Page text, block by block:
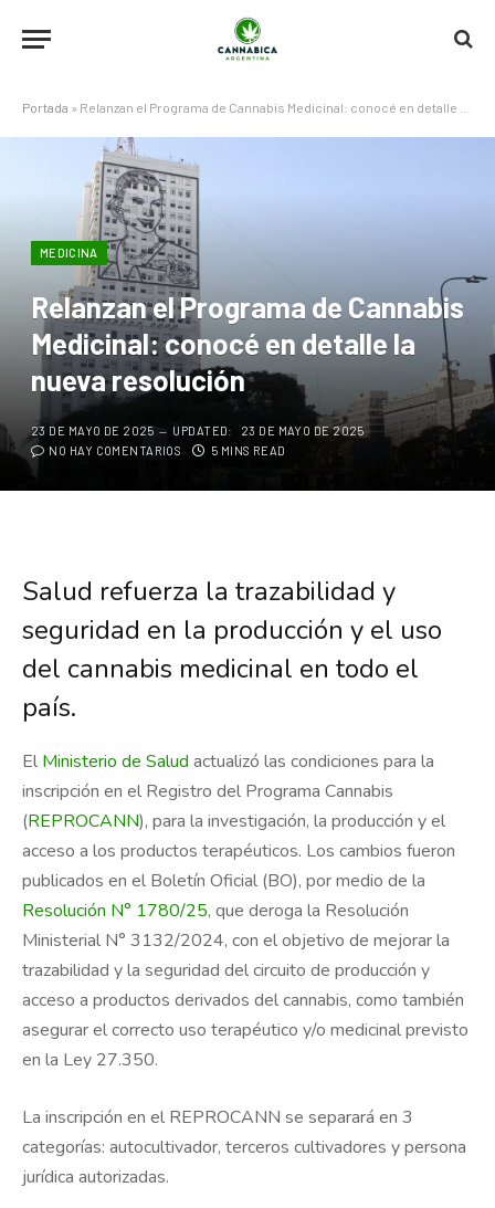
Portada » Relanzan el Programa de Cannabis Medicinal: conocé en detalle la nueva resolución
MEDICINA
Relanzan el Programa de Cannabis
Medicinal: conocé en detalle la
nueva resolución
23 DE MAYO DE 2025 UPDATED:
23 DE MAYO DE 2025
NO HAY COMENTARIOS
5 MINS READ
Salud refuerza la trazabilidad y
seguridad en la producción y el uso
del cannabis medicinal en todo el
país.
El Ministerio de Salud actualizó las condiciones para la
inscripción en el Registro del Programa Cannabis
(REPROCANN), para la investigación, la producción y el
acceso a los productos terapéuticos. Los cambios fueron
publicados en el Boletín Oficial (BO), por medio de la
Resolución N° 1780/25, que deroga la Resolución
Ministerial N° 3132/2024, con el objetivo de mejorar la
trazabilidad y la seguridad del circuito de producción y
acceso a productos derivados del cannabis, como también
asegurar el correcto uso terapéutico y/o medicinal previsto
en la Ley 27.350.
La inscripción en el REPROCANN se separará en 3
categorías: autocultivador, terceros cultivadores y persona
jurídica autorizadas.